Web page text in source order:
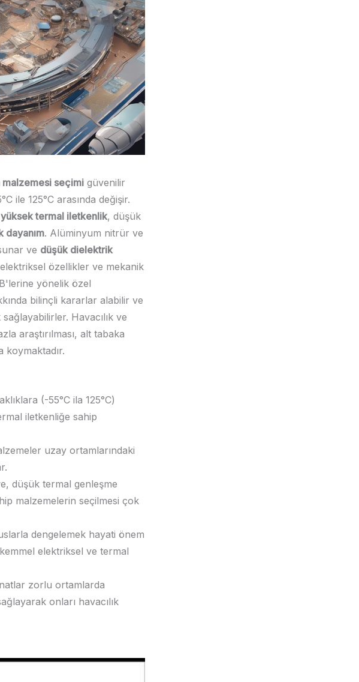
malzemesi seçimi güvenilir
ile 125°C arasında değişir.
yüksek termal iletkenlik, düşük
dayanım. Alüminyum nitrür ve
ve düşük dielektrik
özellikler ve mekanik
yönelik özel
bilinçli kararlar alabilir ve
Havacılık ve
araştırılması, alt tabaka
koymaktadır.
(-55°C ila 125°C)
iletkenliğe sahip
uzay ortamlarındaki
düşük termal genleşme
malzemelerin seçilmesi çok
dengelemek hayati önem
elektriksel ve termal
zorlu ortamlarda
onları havacılık